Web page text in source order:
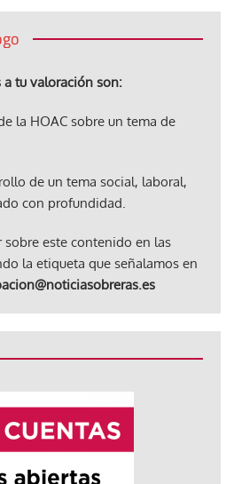
a tu valoración son:
la HOAC sobre un tema de
de un tema social, laboral,
con profundidad.
sobre este contenido en las
la etiqueta que señalamos en